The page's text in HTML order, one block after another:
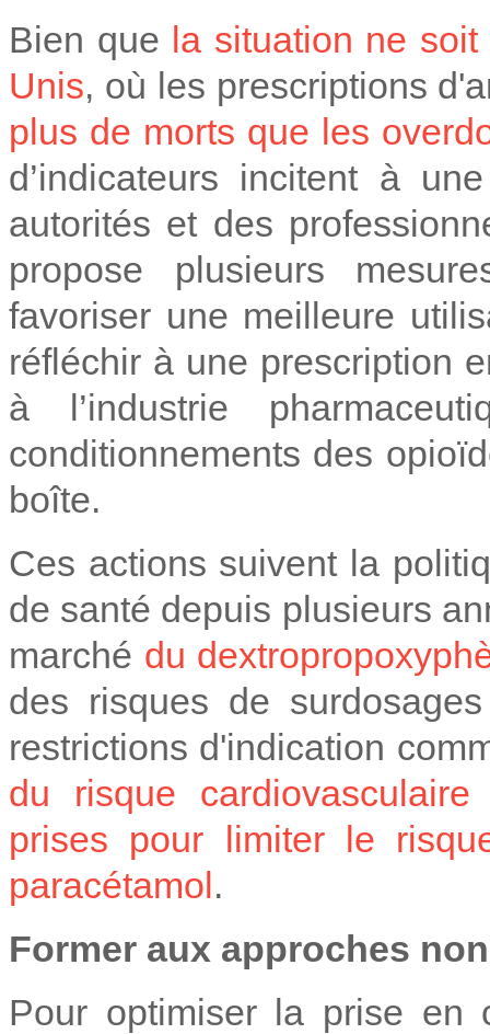
Bien que la situation ne
Unis, où les prescriptions
plus de morts que les
d’indicateurs incitent à
autorités et des
propose plusieurs
favoriser une meilleure
réfléchir à une prescription
à l’industrie
conditionnements des
boîte.
Ces actions suivent la
de santé depuis plusieurs
marché du
des risques de
restrictions d'indication
du risque cardiovasculaire
prises pour limiter le
paracétamol.
Former aux approches
Pour optimiser la prise en